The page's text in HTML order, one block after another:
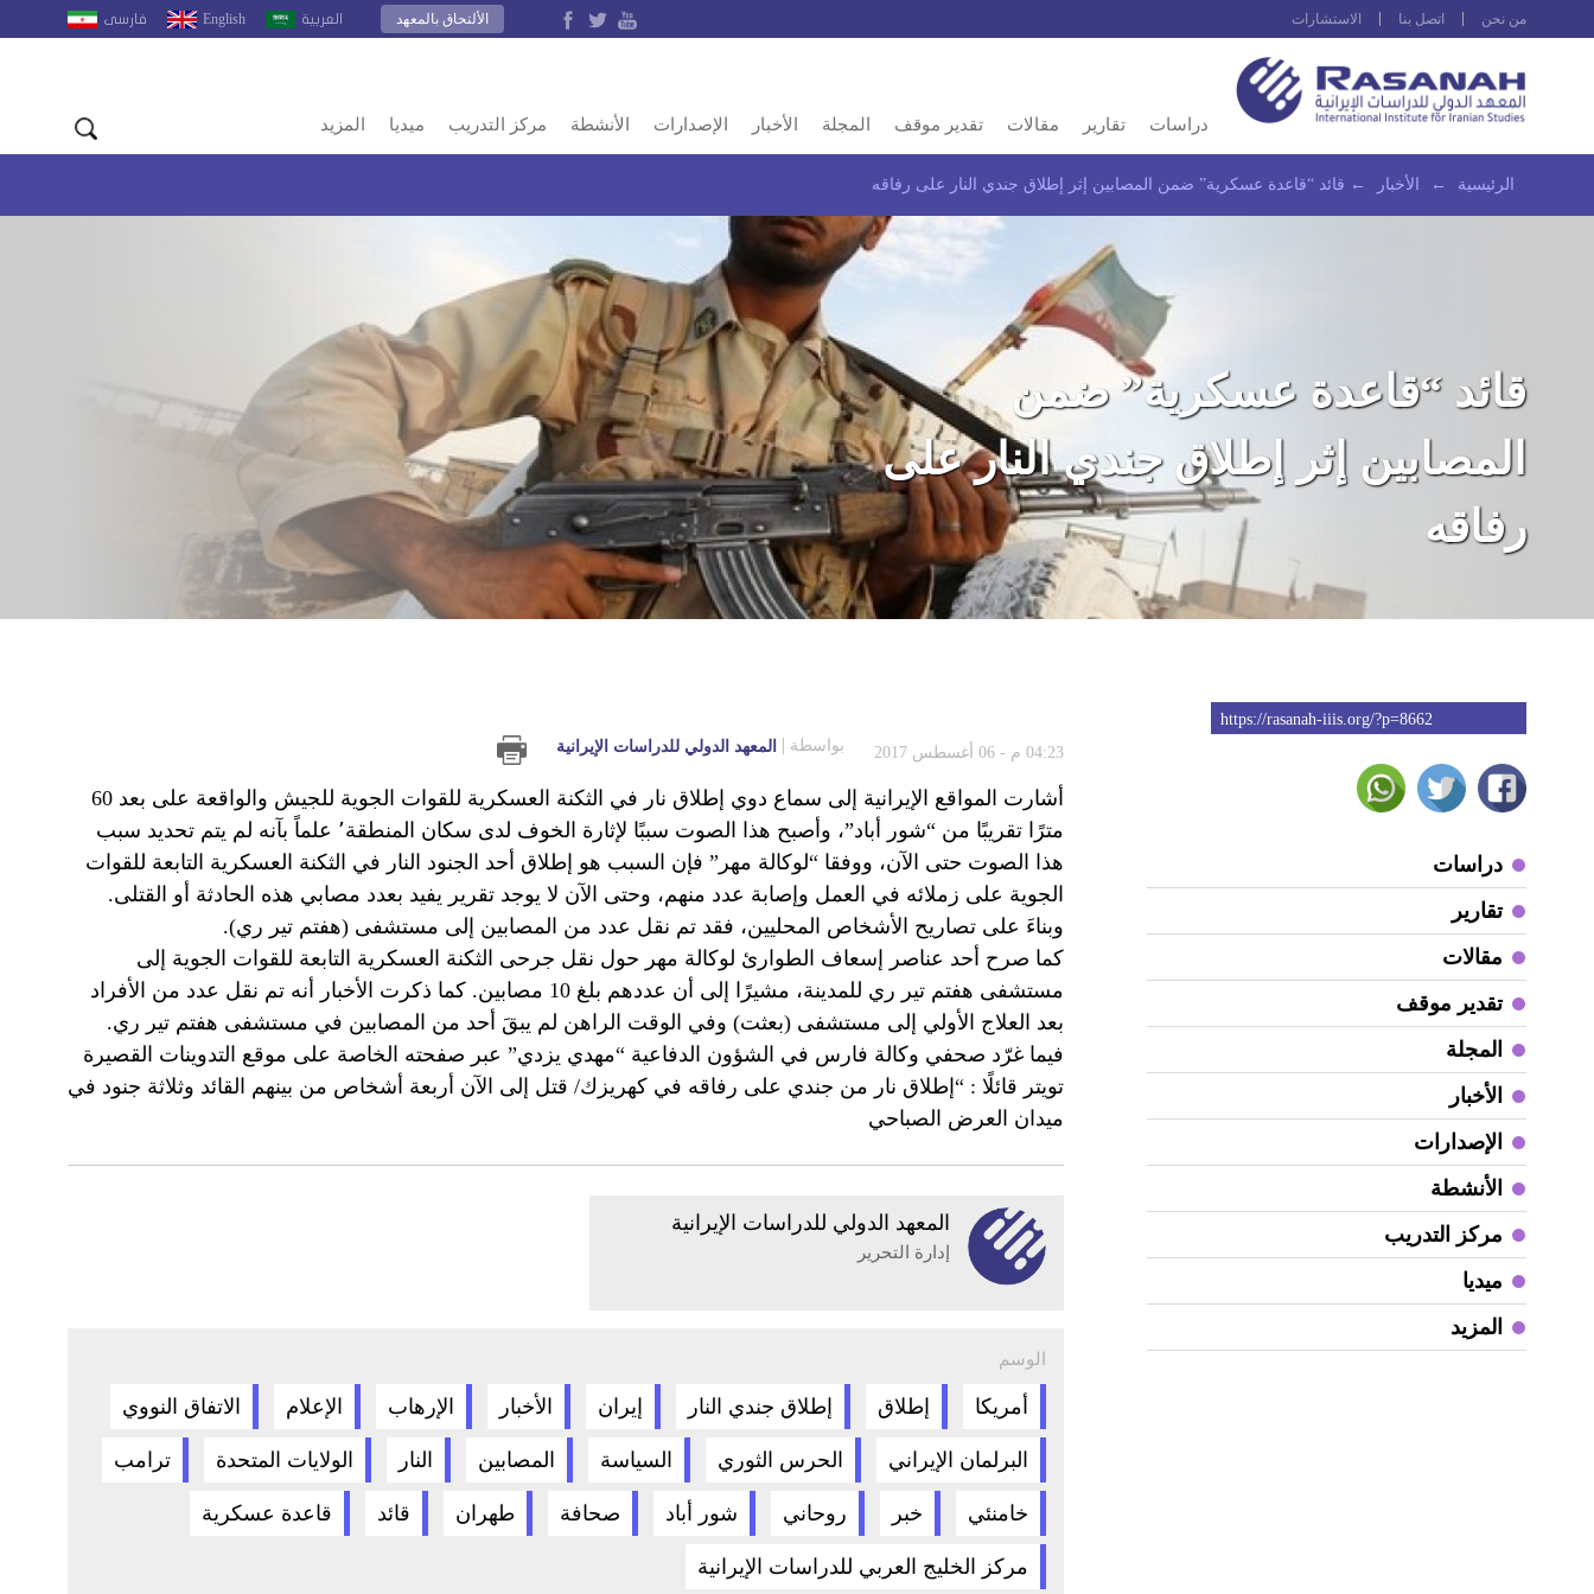
من نحن اتصل بنا الاستشارات العربية English فارسى الألتحاق بالمعهد
دراسات تقارير مقالات تقدير موقف المجلة الأخبار الإصدارات الأنشطة مركز التدريب ميديا المزيد
الرئيسية ← الأخبار ← قائد “قاعدة عسكرية” ضمن المصابين إثر إطلاق جندي النار على رفاقه
قائد “قاعدة عسكرية” ضمن
المصابين إثر إطلاق جندي النار على
رفاقه
https://rasanah-iiis.org/?p=8662
دراسات
تقارير
مقالات
تقدير موقف
المجلة
الأخبار
الإصدارات
الأنشطة
مركز التدريب
ميديا
المزيد
04:23 م - 06 أغسطس 2017 بواسطة المعهد الدولي للدراسات الإيرانية
أشارت المواقع الإيرانية إلى سماع دوي إطلاق نار في الثكنة العسكرية للقوات الجوية للجيش والواقعة على بعد 60
مترًا تقريبًا من “شور أباد”، وأصبح هذا الصوت سببًا لإثارة الخوف لدى سكان المنطقة٬ علماً بآنه لم يتم تحديد سبب
هذا الصوت حتى الآن، ووفقا “لوكالة مهر” فإن السبب هو إطلاق أحد الجنود النار في الثكنة العسكرية التابعة للقوات
الجوية على زملائه في العمل وإصابة عدد منهم، وحتى الآن لا يوجد تقرير يفيد بعدد مصابي هذه الحادثة أو القتلى.
وبناءَ على تصاريح الأشخاص المحليين، فقد تم نقل عدد من المصابين إلى مستشفى (هفتم تير ري).
كما صرح أحد عناصر إسعاف الطوارئ لوكالة مهر حول نقل جرحى الثكنة العسكرية التابعة للقوات الجوية إلى
مستشفى هفتم تير ري للمدينة، مشيرًا إلى أن عددهم بلغ 10 مصابين. كما ذكرت الأخبار أنه تم نقل عدد من الأفراد
بعد العلاج الأولي إلى مستشفى (بعثت) وفي الوقت الراهن لم يبقَ أحد من المصابين في مستشفى هفتم تير ري.
فيما غرّد صحفي وكالة فارس في الشؤون الدفاعية “مهدي يزدي” عبر صفحته الخاصة على موقع التدوينات القصيرة
تويتر قائلًا : “إطلاق نار من جندي على رفاقه في كهريزك/ قتل إلى الآن أربعة أشخاص من بينهم القائد وثلاثة جنود في
ميدان العرض الصباحي
المعهد الدولي للدراسات الإيرانية
إدارة التحرير
الوسم
أمريكا إطلاق إطلاق جندي النار إيران الأخبار الإرهاب الإعلام الاتفاق النووي
البرلمان الإيراني الحرس الثوري السياسة المصابين النار الولايات المتحدة ترامب
خامنئي خبر روحاني شور أباد صحافة طهران قائد قاعدة عسكرية
مركز الخليج العربي للدراسات الإيرانية